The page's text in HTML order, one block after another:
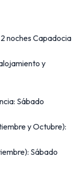
noches Capadocia
y
Sábado
y Octubre):
Sábado